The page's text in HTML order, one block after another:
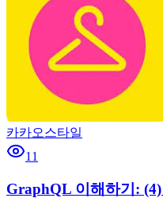
카카오스타일
11
GraphQL 이해하기: